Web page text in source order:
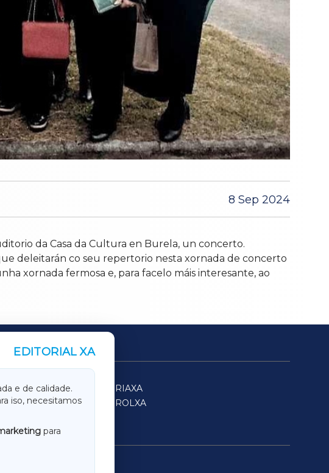
8 Sep 2024
da Casa da Cultura en Burela, un concerto.
deleitarán co seu repertorio nesta xornada de concerto
xornada fermosa e, para facelo máis interesante, ao
EDITORIAL XA
e de calidade.
iso, necesitamos
para
SARRIAXA
FERROLXA